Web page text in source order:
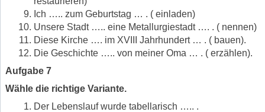
Ich ….. zum Geburtstag … . ( einladen)
Unsere Stadt ….. eine Metallurgiestadt …. . ( nennen)
Diese Kirche …. im XVIII Jahrhundert … . ( bauen).
Die Geschichte ….. von meiner Oma … . ( erzählen).
Aufgabe 7
Wähle die richtige Variante.
Der Lebenslauf wurde tabellarisch ….. .